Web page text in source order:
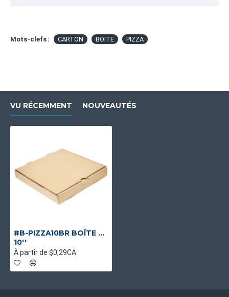
Mots-clefs : CARTON BOITE PIZZA
VU RÉCEMMENT NOUVEAUTÉS
#B-PIZZA10BR BOÎTE À PIZZA BRUNE
10''
À partir de $0,29CA